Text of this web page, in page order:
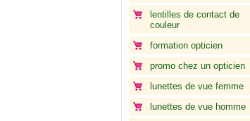
lentilles de contact de
couleur
formation opticien
promo chez un opticien
lunettes de vue femme
lunettes de vue homme